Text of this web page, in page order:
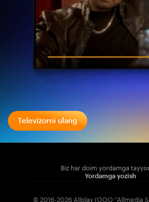
Televizorni ulang
Biz har doim yordamga
Yordamga yozish
© 2016-2026 Allplay (OOO “Allmedia